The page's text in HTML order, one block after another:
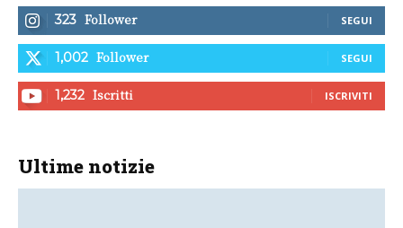
323 Follower SEGUI
1,002 Follower SEGUI
1,232 Iscritti ISCRIVITI
Ultime notizie